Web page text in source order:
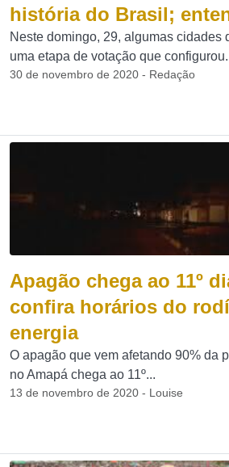
história do Brasil;
Neste domingo, 29, algumas cidades
uma etapa de votação que
30 de novembro de 2020 - Redação
Apagão chega ao 11º
confira horários do
energia
O apagão que vem afetando 90% da
no Amapá chega ao 11º...
13 de novembro de 2020 - Louise